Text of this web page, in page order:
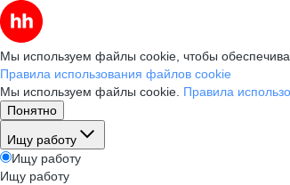
Мы используем файлы cookie, чтобы
Правила использования файлов cookie
Мы используем файлы cookie. Правила
Понятно
Ищу работу
Ищу работу
Ищу работу